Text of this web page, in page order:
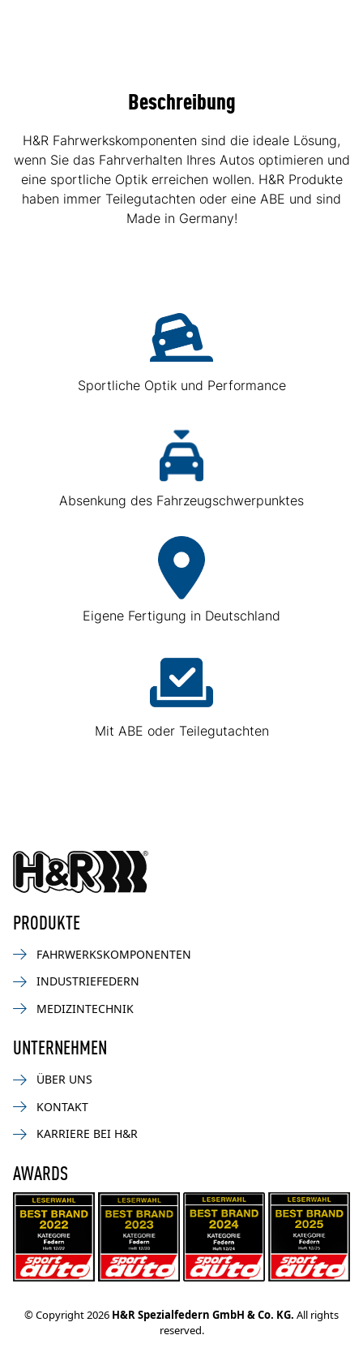
Beschreibung
H&R Fahrwerkskomponenten sind die ideale Lösung,
wenn Sie das Fahrverhalten Ihres Autos optimieren und
eine sportliche Optik erreichen wollen. H&R Produkte
haben immer Teilegutachten oder eine ABE und sind
Made in Germany!
Sportliche Optik und Performance
Absenkung des Fahrzeugschwerpunktes
Eigene Fertigung in Deutschland
Mit ABE oder Teilegutachten
PRODUKTE
FAHRWERKSKOMPONENTEN
INDUSTRIEFEDERN
MEDIZINTECHNIK
UNTERNEHMEN
ÜBER UNS
KONTAKT
KARRIERE BEI H&R
AWARDS
© Copyright 2026 H&R Spezialfedern GmbH & Co. KG. All rights
reserved.